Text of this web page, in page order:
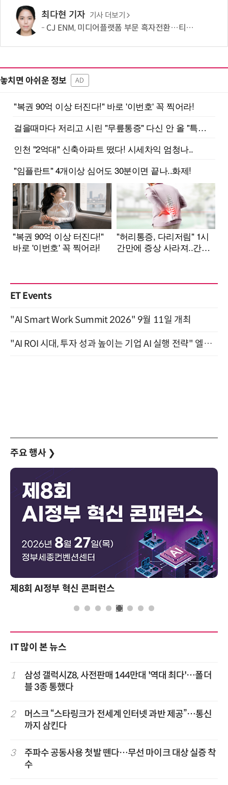
최다현 기자 기사 더보기
CJ ENM, 미디어플랫폼 부문 흑자전환…티빙 첫 분기 흑자
놓치면 아쉬운 정보 AD
ET Events
"AI Smart Work Summit 2026" 9월 11일 개최
"AI ROI 시대, 투자 성과 높이는 기업 AI 실행 전략" 엘타워 6층 (9월 18일)
주요 행사 ❯
제8회 AI정부 혁신 콘퍼런스
IT 많이 본 뉴스
1
삼성 갤럭시Z8, 사전판매 144만대 '역대 최다'…폴더
블 3종 통했다
2
머스크 “스타링크가 전세계 인터넷 과반 제공”…통신
까지 삼킨다
3
주파수 공동사용 첫발 뗀다…무선 마이크 대상 실증 착
수